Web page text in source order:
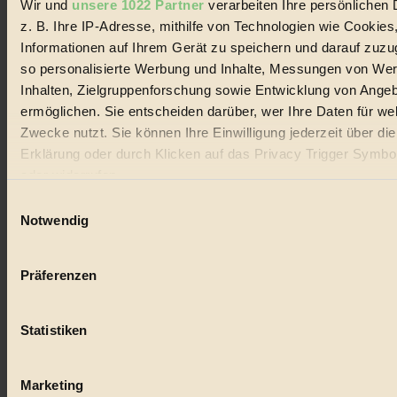
Wir und unsere 1022 Partner verarbeiten Ihre persönlichen
z. B. Ihre IP-Adresse, mithilfe von Technologien wie
Informationen auf Ihrem Gerät zu speichern und darauf
so personalisierte Werbung und Inhalte, Messungen von
Inhalten, Zielgruppenforschung sowie Entwicklung von
ermöglichen. Sie entscheiden darüber, wer Ihre Daten für
Zwecke nutzt. Sie können Ihre Einwilligung jederzeit über
Erklärung oder durch Klicken auf das Privacy Trigger
Wenn Sie es erlauben, würden wir auch gerne:
Ihr Gerät durch aktives Scannen nach bestimmten
Erfahren Sie mehr darüber, wie Ihre persönlichen Daten
Notwendig
Präferenzen
Statistiken
Marketing
Lebensmittel
Natur
kinderbuch
nachhaltig